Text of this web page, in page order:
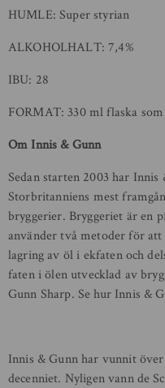
HUMLE: Super styrian
ALKOHOLHALT: 7,4%
IBU: 28
FORMAT: 330 ml flaska
Om Innis & Gunn
Sedan starten 2003 har
Storbritanniens mest
bryggerier. Bryggeriet är en
använder två metoder för att
lagring av öl i ekfaten och
faten i ölen utvecklad av
Gunn Sharp. Se hur Innis &
Innis & Gunn har vunnit
decenniet. Nyligen vann de